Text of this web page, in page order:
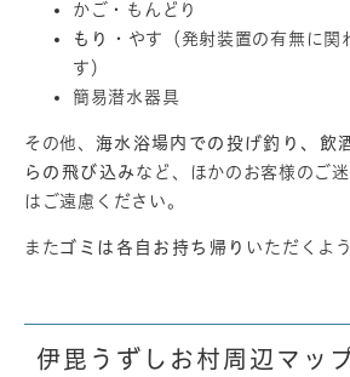
かご・もんどり
もり
・やす（発射装置の有無に関
す）
簡易潜水器具
その他、 海水浴場内での投げ釣り、飲
らの飛び込み など、ほかのお客様のご
はご遠慮ください。
またゴミは各自お持ち帰り いただくよ
伊毘うずしお村周辺マッ